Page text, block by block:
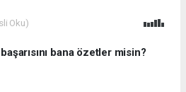
Oku)
bana özetler misin?